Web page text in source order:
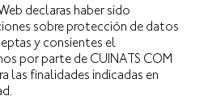
declaras haber sido
sobre protección de datos
y consientes el
por parte de CUINATS COM
las finalidades indicadas en